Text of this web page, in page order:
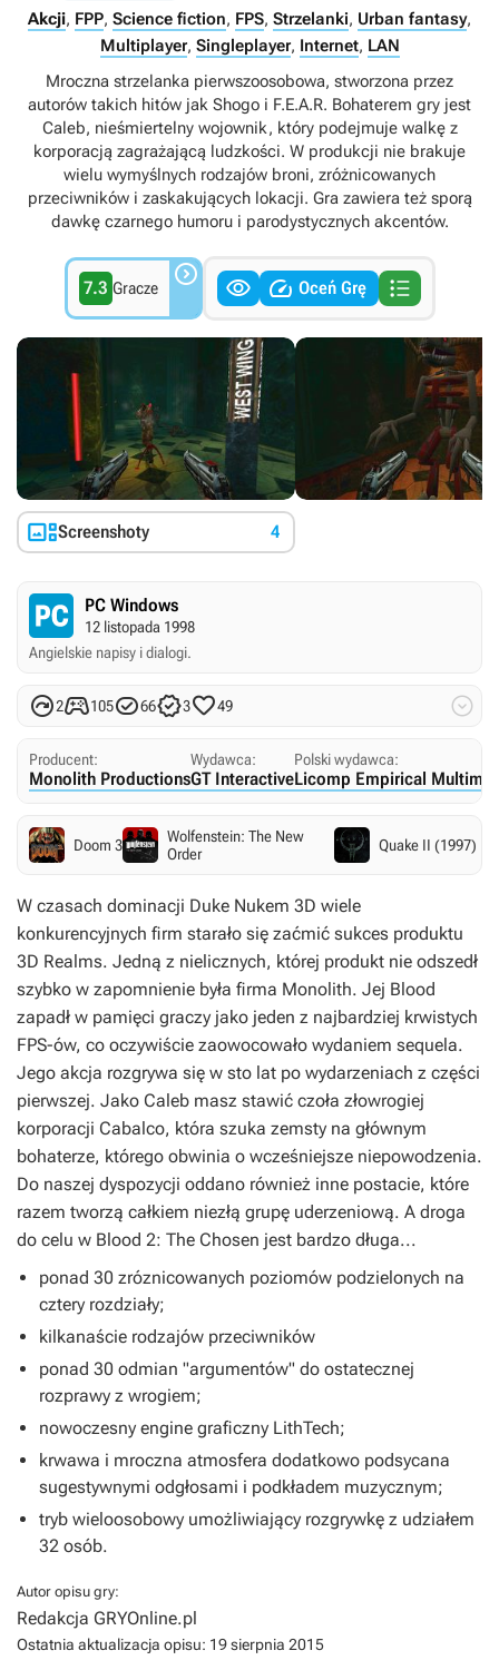
Akcji, FPP, Science fiction, FPS, Strzelanki, Urban fantasy,
Multiplayer, Singleplayer, Internet, LAN
Mroczna strzelanka pierwszoosobowa, stworzona przez
autorów takich hitów jak Shogo i F.E.A.R. Bohaterem gry jest
Caleb, nieśmiertelny wojownik, który podejmuje walkę z
korporacją zagrażającą ludzkości. W produkcji nie brakuje
wielu wymyślnych rodzajów broni, zróżnicowanych
przeciwników i zaskakujących lokacji. Gra zawiera też sporą
dawkę czarnego humoru i parodystycznych akcentów.
7.3 Gracze    Oceń Grę 
Screenshoty 4
PC Windows
12 listopada 1998
Angielskie napisy i dialogi.
210566349 
Producent:
Monolith Productions
Wydawca:
GT Interactive
Polski wydawca:
Licomp Empirical
Doom 3
Wolfenstein: The New
Order
Quake II (1997)
W czasach dominacji Duke Nukem 3D wiele
konkurencyjnych firm starało się zaćmić sukces produktu
3D Realms. Jedną z nielicznych, której produkt nie odszedł
szybko w zapomnienie była firma Monolith. Jej Blood
zapadł w pamięci graczy jako jeden z najbardziej krwistych
FPS-ów, co oczywiście zaowocowało wydaniem sequela.
Jego akcja rozgrywa się w sto lat po wydarzeniach z części
pierwszej. Jako Caleb masz stawić czoła złowrogiej
korporacji Cabalco, która szuka zemsty na głównym
bohaterze, którego obwinia o wcześniejsze niepowodzenia.
Do naszej dyspozycji oddano również inne postacie, które
razem tworzą całkiem niezłą grupę uderzeniową. A droga
do celu w Blood 2: The Chosen jest bardzo długa...
ponad 30 zróznicowanych poziomów podzielonych na
cztery rozdziały;
kilkanaście rodzajów przeciwników
ponad 30 odmian "argumentów" do ostatecznej
rozprawy z wrogiem;
nowoczesny engine graficzny LithTech;
krwawa i mroczna atmosfera dodatkowo podsycana
sugestywnymi odgłosami i podkładem muzycznym;
tryb wieloosobowy umożliwiający rozgrywkę z udziałem
32 osób.
Autor opisu gry:
Redakcja GRYOnline.pl
Ostatnia aktualizacja opisu: 19 sierpnia 2015